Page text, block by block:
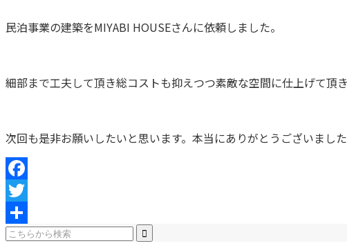
民泊事業の建築をMIYABI HOUSEさんに依頼しました。
細部まで工夫して頂き総コストも抑えつつ素敵な空間に仕上げて頂
次回も是非お願いしたいと思います。本当にありがとうございました
Facebook
Twitter
共